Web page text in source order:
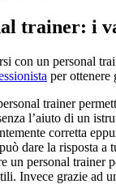
trainer: i
con un personal
per
trainer
l’aiuto di un
corretta
dare la risposta a
un personal trainer
Invece grazie ad